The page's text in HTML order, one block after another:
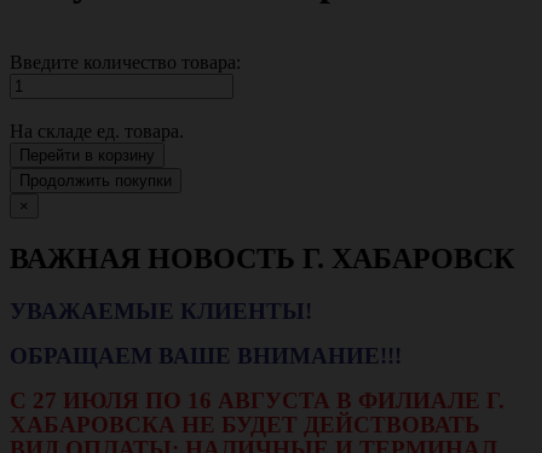
Введите количество товара:
На складе ед. товара.
Перейти в корзину
Продолжить покупки
×
ВАЖНАЯ НОВОСТЬ Г. ХАБАРОВСК
УВАЖАЕМЫЕ КЛИЕНТЫ!
ОБРАЩАЕМ ВАШЕ ВНИМАНИЕ!!!
С 27 ИЮЛЯ ПО 16 АВГУСТА В ФИЛИАЛЕ Г.
ХАБАРОВСКА НЕ БУДЕТ ДЕЙСТВОВАТЬ